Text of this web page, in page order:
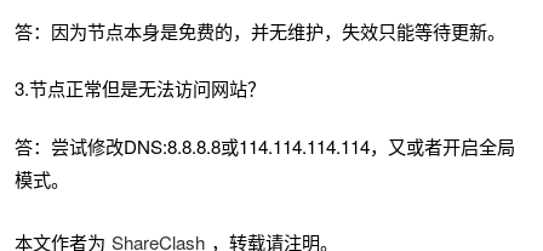
答：因为节点本身是免费的，并无维护，失效只能等待更新。
3.节点正常但是无法访问网站？
答：尝试修改DNS:8.8.8.8或114.114.114.114，又或者开启全局
模式。
本文作者为 ShareClash ，转载请注明。